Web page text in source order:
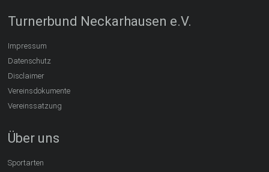
Turnerbund Neckarhausen e.V.
Impressum
Datenschutz
Disclaimer
Vereinsdokumente
Vereinssatzung
Über uns
Sportarten